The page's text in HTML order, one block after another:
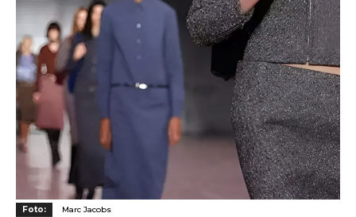
Foto: Marc Jacobs